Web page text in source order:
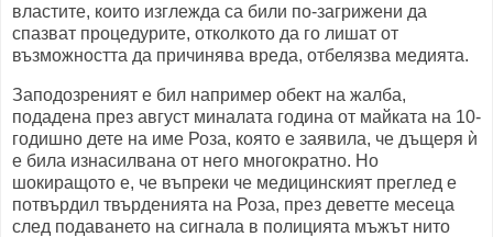
властите, които изглежда са били по-загрижени да
спазват процедурите, отколкото да го лишат от
възможността да причинява вреда, отбелязва медията.
Заподозреният е бил например обект на жалба,
подадена през август миналата година от майката на 10-
годишно дете на име Роза, която е заявила, че дъщеря ѝ
е била изнасилвана от него многократно. Но
шокиращото е, че въпреки че медицинският преглед е
потвърдил твърденията на Роза, през деветте месеца
след подаването на сигнала в полицията мъжът нито